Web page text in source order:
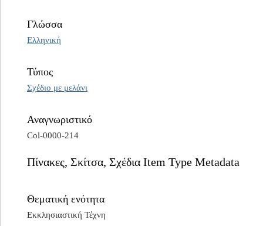
Γλώσσα
Ελληνική
Τύπος
Σχέδιο με μελάνι
Αναγνωριστικό
Col-0000-214
Πίνακες, Σκίτσα, Σχέδια Item Type Metadata
Θεματική ενότητα
Εκκλησιαστική Τέχνη